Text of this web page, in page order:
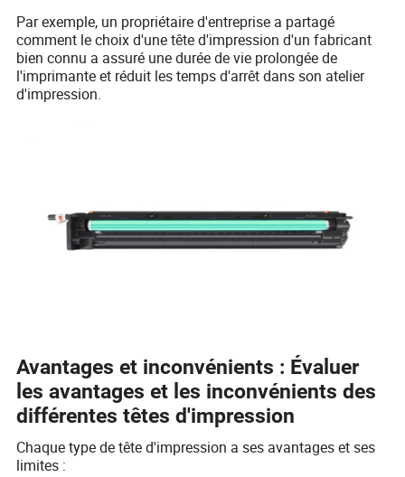
Par exemple, un propriétaire d'entreprise a partagé
comment le choix d'une tête d'impression d'un fabricant
bien connu a assuré une durée de vie prolongée de
l'imprimante et réduit les temps d'arrêt dans son atelier
d'impression.
Avantages et inconvénients : Évaluer
les avantages et les inconvénients des
différentes têtes d'impression
Chaque type de tête d'impression a ses avantages et ses
limites :